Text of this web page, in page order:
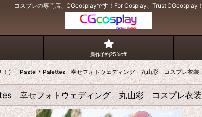
コスプレの専門店、CGcosplayです！For Cosplay、Trust CGcosplay！
新作予約25％off
） Pastel＊Palettes 幸せフォトウェディング 丸山彩 コスプレ衣装
幸せフォトウェディング 丸山彩 コスプレ衣装